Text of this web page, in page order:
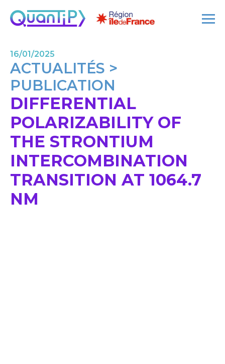
16/01/2025
ACTUALITÉS >
PUBLICATION
DIFFERENTIAL
POLARIZABILITY OF
THE STRONTIUM
INTERCOMBINATION
TRANSITION AT 1064.7
NM